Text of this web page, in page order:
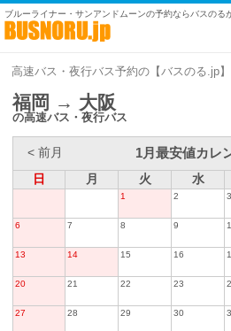
ブルーライナー・サンアンドムーンの予約ならバスのる
高速バス・夜行バス予約の【バスのる.jp】
福岡 → 大阪
の高速バス・夜行バス
< 前月 1月最安値カレ
日
月 火 水
1 2 3
6 7 8 9
13 14 15 16
20 21 22 23
27 28 29 30